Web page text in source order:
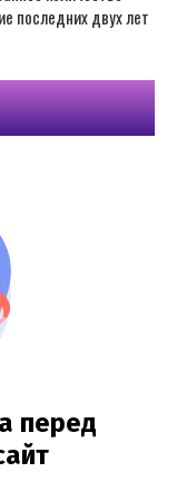
последних двух лет